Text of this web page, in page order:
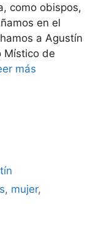
como obispos,
en el
a Agustín
Místico de
más
, mujer,